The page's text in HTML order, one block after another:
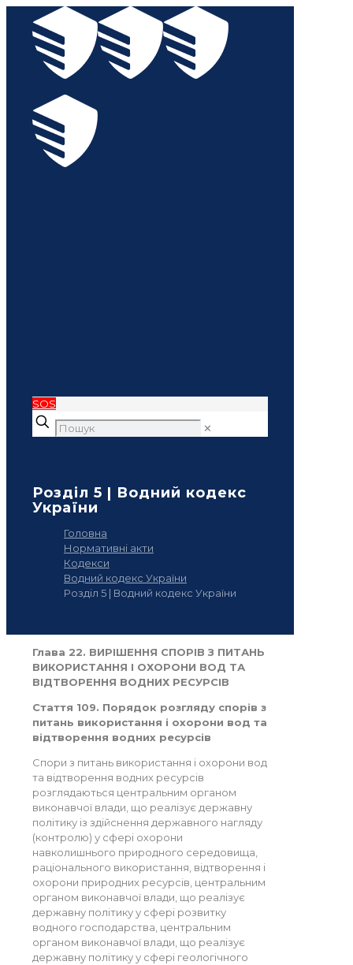
SOS
✕
Розділ 5 | Водний кодекс
України
Головна
Нормативні акти
Кодекси
Водний кодекс України
Розділ 5 | Водний кодекс України
Глава 22. ВИРІШЕННЯ СПОРІВ З ПИТАНЬ
ВИКОРИСТАННЯ І ОХОРОНИ ВОД ТА
ВІДТВОРЕННЯ ВОДНИХ РЕСУРСІВ
Стаття 109. Порядок розгляду спорів з
питань використання і охорони вод та
відтворення водних ресурсів
Спори з питань використання і охорони вод
та відтворення водних ресурсів
розглядаються центральним органом
виконавчої влади, що реалізує державну
політику із здійснення державного нагляду
(контролю) у сфері охорони
навколишнього природного середовища,
раціонального використання, відтворення і
охорони природних ресурсів, центральним
органом виконавчої влади, що реалізує
державну політику у сфері розвитку
водного господарства, центральним
органом виконавчої влади, що реалізує
державну політику у сфері геологічного